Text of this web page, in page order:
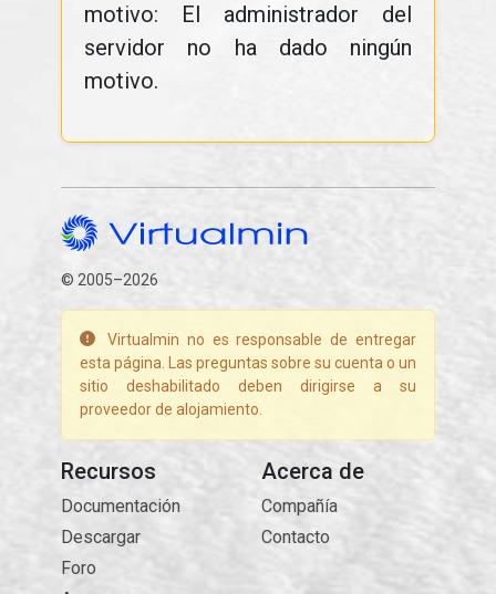
motivo: El administrador del
servidor no ha dado ningún
motivo.
© 2005–2026
Virtualmin no es responsable de entregar
esta página. Las preguntas sobre su cuenta o un
sitio deshabilitado deben dirigirse a su
proveedor de alojamiento.
Recursos
Documentación
Descargar
Foro
Acerca de
Compañía
Contacto